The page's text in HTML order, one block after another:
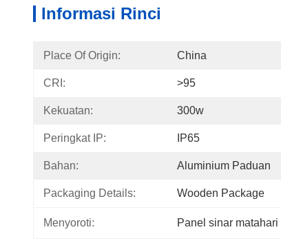
Informasi Rinci
Place Of Origin: China
CRI: >95
Kekuatan: 300w
Peringkat IP: IP65
Bahan: Aluminium Paduan
Packaging Details: Wooden Package
Menyoroti: Panel sinar